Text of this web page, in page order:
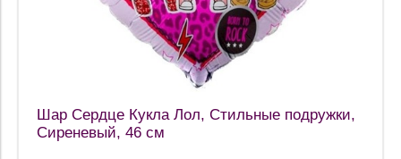
Шар Сердце Кукла Лол, Стильные подружки,
Сиреневый, 46 см